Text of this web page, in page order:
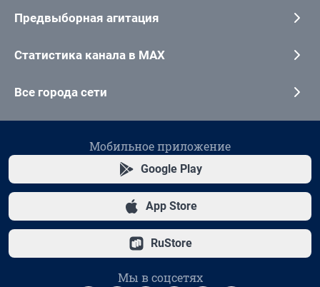
Предвыборная агитация
Статистика канала в MAX
Все города сети
Мобильное приложение
Google Play
App Store
RuStore
Мы в соцсетях